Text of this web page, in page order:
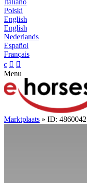
Italiano
Polski
English
English
Nederlands
Español
Français
c  
Menu
Marktplaats » ID: 4860042